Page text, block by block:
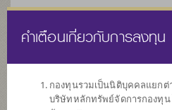
หน้าแรก รายการกองทุน ข้อมูลกอ
คำเตือนเกี่ยวกับการลงทุน
กองทุนรวมเป็นนิติบุคคลแยก
บริษัทหลักทรัพย์จัดการกองทุ